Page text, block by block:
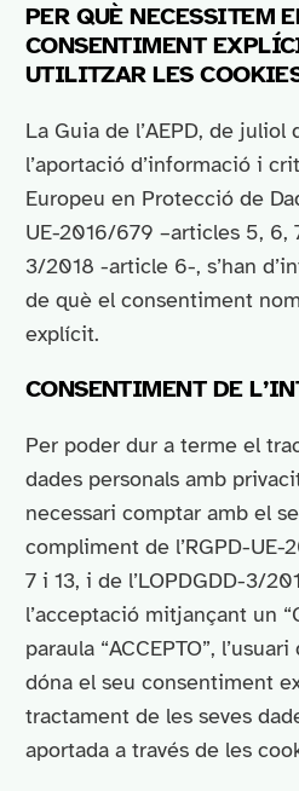
PER QUÈ NECESSITEM
CONSENTIMENT
UTILITZAR LES
La Guia de l’AEPD, de juliol
l’aportació d’informació i
Europeu en Protecció de
UE-2016/679 –articles 5, 6,
3/2018 -article 6-, s’han
de què el consentiment
explícit.
CONSENTIMENT DE
Per poder dur a terme el
dades personals amb
necessari comptar amb el
compliment de l’RGPD-
7 i 13, i de l’LOPDGDD-3/
l’acceptació mitjançant un
paraula “ACCEPTO”,
dóna el seu consentiment
tractament de les seves
aportada a través de les